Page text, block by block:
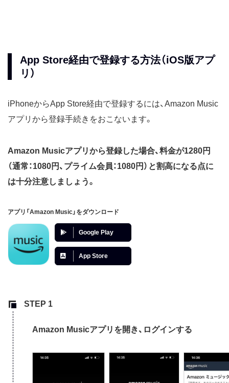
App Store経由で登録する方法（iOS版アプ
リ）
iPhoneからApp Store経由で登録するには、Amazon Music
アプリから登録手続きをおこないます。
Amazon Musicアプリから登録した場合、料金が1280円
（通常：1080円、プライム会員：1080円）と割高になる点に
は十分注意しましょう。
アプリ「Amazon Music」をダウンロード
Google Play
App Store
Amazon Musicアプリを開き、ログインする